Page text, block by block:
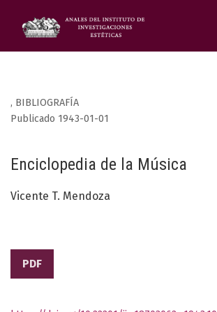
, BIBLIOGRAFÍA
Enciclopedia de la Música
Publicado 1943-01-01
Vicente T. Mendoza
PDF